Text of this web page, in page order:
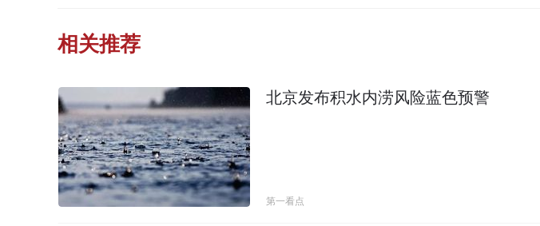
相关推荐
北京发布积水内涝风险蓝色预警
第一看点